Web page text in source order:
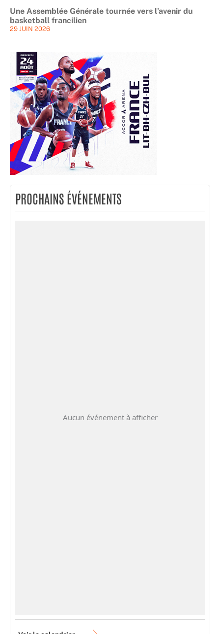
Une Assemblée Générale tournée vers l’avenir du
basketball francilien
29 JUIN 2026
PROCHAINS ÉVÉNEMENTS
Aucun événement à afficher